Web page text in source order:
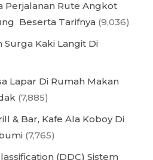
Perjalanan Rute Angkot
Beserta Tarifnya (9,036)
Kaki Langit Di
Lapar Di Rumah Makan
(7,885)
& Bar, Kafe Ala Koboy Di
(7,765)
(DDC) Sistem